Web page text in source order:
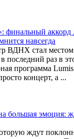
финальный
навсегда
ВДНХ стал
последний раз в
программа
концерт, а ...
большая эмоция:
ждут